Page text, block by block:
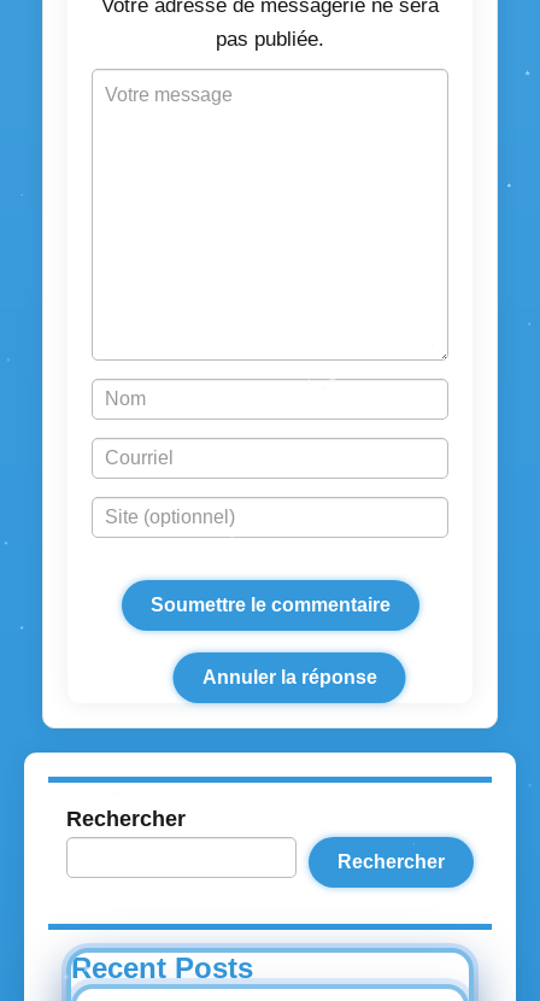
Annuler la réponse
Votre adresse de messagerie ne sera
pas publiée.
Rechercher
Rechercher
Recent Posts